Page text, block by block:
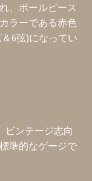
、ポールピース
ラーである赤色
6弦)になってい
ビンテージ志向
準的なゲージで